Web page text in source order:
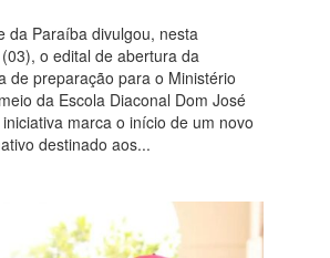
da Paraíba divulgou, nesta
o edital de abertura da
de preparação para o Ministério
da Escola Diaconal Dom José
marca o início de um novo
destinado aos...